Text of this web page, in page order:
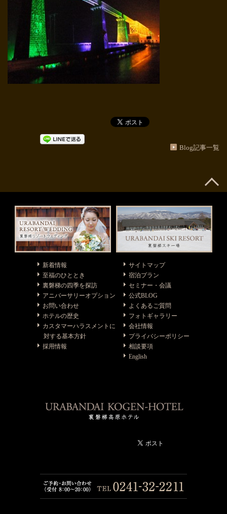
Blog記事一覧
新着情報
至福のひととき
裏磐梯の四季を探訪
アニバーサリーオプション
お問い合わせ
ホテルの歴史
カスタマーハラスメントに
対する基本方針
採用情報
サイトマップ
宿泊プラン
セミナー・会議
公式BLOG
よくあるご質問
フォトギャラリー
会社情報
プライバシーポリシー
相談要項
English